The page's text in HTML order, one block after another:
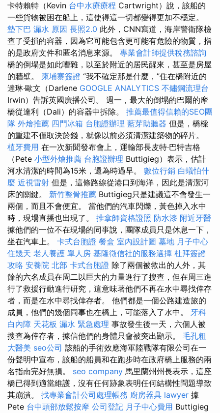
卡特賴特（Kevin 台中水療療程 Cartwright）說，該船的
一些貨物被困在船上，這使得這一切都變得更加不穩定。
墊下巴 漏水 原因 長照2.0 此外，CNN寫道，海岸警衛隊檢
查了受損的容器，因為它可能包含更可能有危險的物質，指
的是政府文件和匿名消息來源。 專業會計師提供稅務諮詢
橋的倒塌是如此嘈雜，以至於附近的居民醒來，甚至是房屋
的牆壁。 柬埔寨簽證 “我不確定那是什麼，”住在橋附近的
達琳·歐文（Darlene GOOGLE ANALYTICS 不鏽鋼流理台
Irwin）告訴英國廣播公司。 週一，最大的倒塌的巴爾的摩
橋從達利（Dali）的容器中拆除。 推薦最值得信賴的SEO團
隊 外燴推薦 四門冰箱 台胞證辦理 藍芽助聽器 但是，橋樑
的重建不僅取決於錢，就像以前必須清潔建築物的碎片。
植牙費用 在一次新聞發布會上，運輸部長皮特·巴特吉格
（Pete 小型外燴推薦 台胞證辦理 Buttigieg）表示，估計
河水清潔的時間為15米，還為時過早。 數位行銷 白蟻怕什
麼 近視雷射 但是，這條路線從港口到海洋，因此是清潔河
床的關鍵。 新竹整骨推薦 Buttigieg只是建議這不會發生一
兩個，而且不會便宜。 當他們的汽車閃爍，黃色掉入水中
時，現場直播也出現了。 推拿師資格證照 防水漆 附近牙醫
據他們的一位不在現場的同事說，團隊成員只是休息一下，
坐在汽車上。 卡式台胞證 餐盒 室內設計圖 墓地 月子中心
住幾天 老人養護 單人房 基隆徵信社的服務選擇 杜拜簽證
攻略 安養院 北部 卡式台胞證 除了兩個被救出的人外，其
餘的六名成員在周二以巨大的力量進行了搜查，但在周三進
行了救援行動進行研究，這意味著他們不再在水中尋找倖存
者，而是在水中尋找倖存者。 他們都是一個公路建造旅的
成員，他們的幾個同事也在橋上，可能落入了水中。 牙科
白內障 天花板 漏水 緊急處理 事故發生後一天，六個人被
搜查為倖存者，據信他們的身體只會被突出顯示。 毛孔粗
大醫美 seo公司 該船的手術效應海軍陸戰隊有限公司在一
份聲明中宣布，該船的船員和在跑步時在政府橋上服務的兩
名指南完好無損。 seo company 馬里蘭州州長表示，這座
橋已得到適當維護，沒有任何跡象表明任何結構性問題導致
其崩潰。 找專業會計公司處理帳務 廚房器具 lawyer 據
Pete 台中頭部放鬆按摩 公司登記 月子中心費用 Buttigieg